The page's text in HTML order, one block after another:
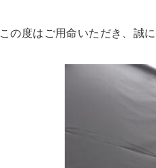
この度はご用命いただき、誠